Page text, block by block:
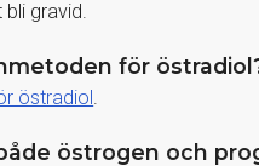
gravid.
för
östradiol.
östrogen och